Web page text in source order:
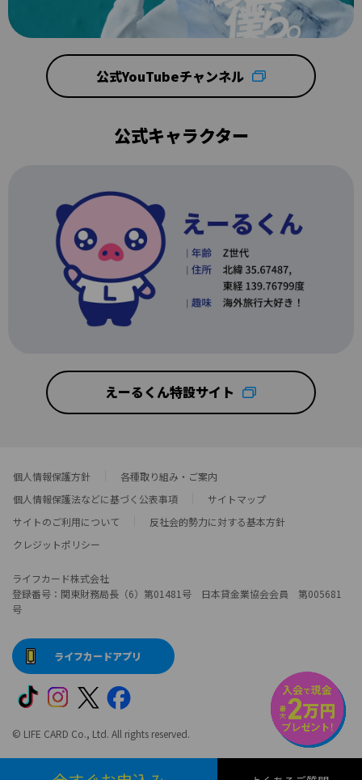
公式YouTubeチャンネル
公式キャラクター
えーるくん特設サイト
個人情報保護方針
各種取り組み・ご案内
個人情報保護法などに基づく公表事項
サイトマップ
サイトのご利用について
反社会的勢力に対する基本方針
クレジットポリシー
ライフカード株式会社
登録番号：関東財務局長（6）第01481号 日本貸金業協会会員 第005681
号
ライフカードアプリ
© LIFE CARD Co., Ltd. All rights reserved.